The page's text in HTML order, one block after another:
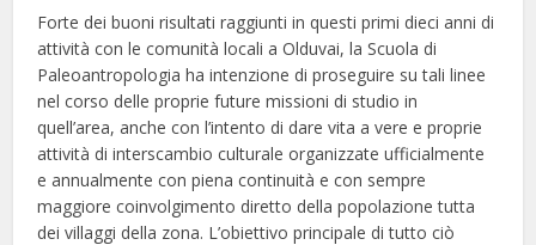
Forte dei buoni risultati raggiunti in questi primi dieci anni di
attività con le comunità locali a Olduvai, la Scuola di
Paleoantropologia ha intenzione di proseguire su tali linee
nel corso delle proprie future missioni di studio in
quell’area, anche con l’intento di dare vita a vere e proprie
attività di interscambio culturale organizzate ufficialmente
e annualmente con piena continuità e con sempre
maggiore coinvolgimento diretto della popolazione tutta
dei villaggi della zona. L’obiettivo principale di tutto ciò